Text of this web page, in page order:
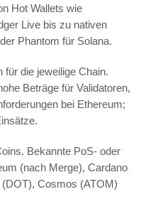
Hot Wallets wie
Live bis zu nativen
Phantom für Solana.
für die jeweilige Chain.
Beträge für Validatoren,
bei Ethereum;
Bekannte PoS- oder
(nach Merge), Cardano
Cosmos (ATOM)